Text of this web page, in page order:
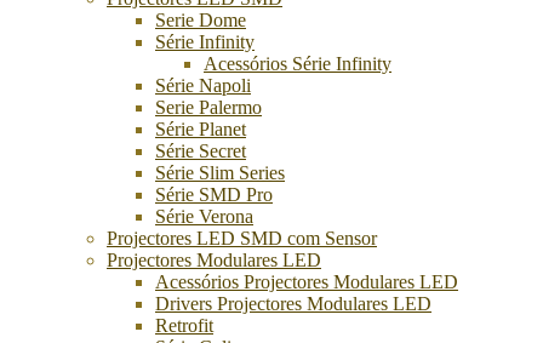
Serie Dome
Série Infinity
Acessórios Série Infinity
Série Napoli
Serie Palermo
Série Planet
Série Secret
Série Slim Series
Série SMD Pro
Série Verona
Projectores LED SMD com Sensor
Projectores Modulares LED
Acessórios Projectores Modulares LED
Drivers Projectores Modulares LED
Retrofit